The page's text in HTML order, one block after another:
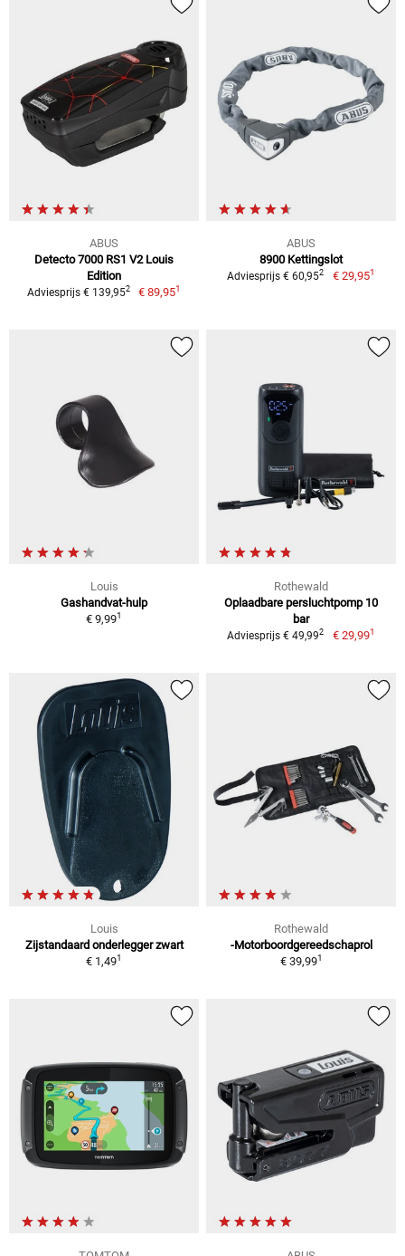
ABUS
Detecto 7000 RS1 V2 Louis
Edition
Adviesprijs € 139,952 € 89,951
ABUS
8900 Kettingslot
Adviesprijs € 60,952 € 29,951
Louis
Gashandvat-hulp
€ 9,991
Rothewald
Oplaadbare persluchtpomp 10
bar
Adviesprijs € 49,992 € 29,991
Louis
Zijstandaard onderlegger zwart
€ 1,491
Rothewald
-Motorboordgereedschaprol
€ 39,991